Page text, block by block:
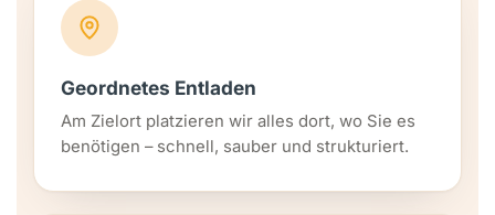
Geordnetes Entladen
Am Zielort platzieren wir alles dort, wo Sie es
benötigen – schnell, sauber und strukturiert.